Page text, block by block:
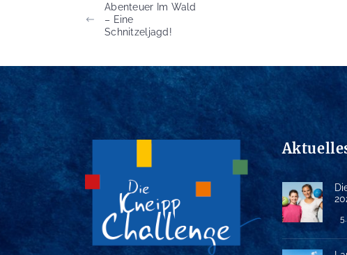
Abenteuer Im Wald
– Eine
Schnitzeljagd!